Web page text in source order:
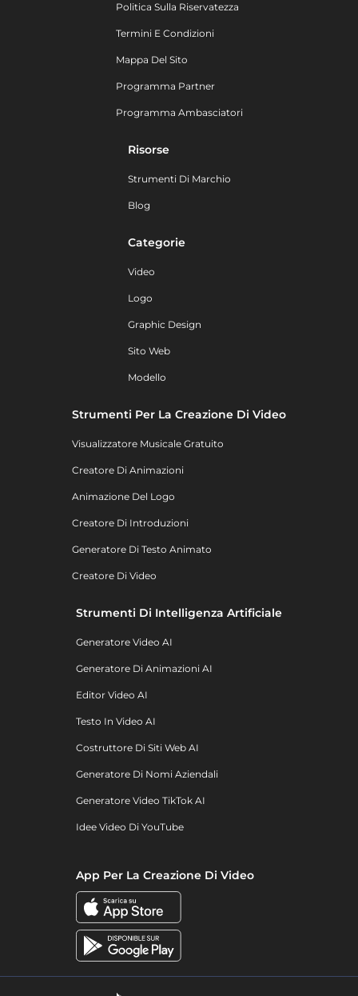
Politica Sulla Riservatezza
Termini E Condizioni
Mappa Del Sito
Programma Partner
Programma Ambasciatori
Risorse
Strumenti Di Marchio
Blog
Categorie
Video
Logo
Graphic Design
Sito Web
Modello
Strumenti Per La Creazione Di Video
Visualizzatore Musicale Gratuito
Creatore Di Animazioni
Animazione Del Logo
Creatore Di Introduzioni
Generatore Di Testo Animato
Creatore Di Video
Strumenti Di Intelligenza Artificiale
Generatore Video AI
Generatore Di Animazioni AI
Editor Video AI
Testo In Video AI
Costruttore Di Siti Web AI
Generatore Di Nomi Aziendali
Generatore Video TikTok AI
Idee Video Di YouTube
App Per La Creazione Di Video